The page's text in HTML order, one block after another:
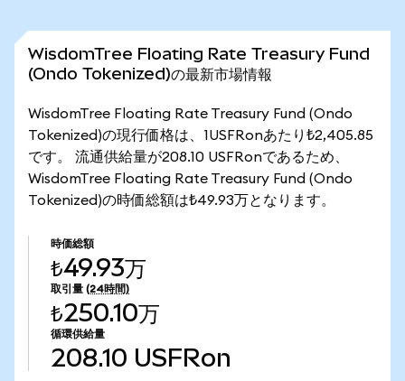
WisdomTree Floating Rate Treasury Fund
(Ondo Tokenized)の最新市場情報
WisdomTree Floating Rate Treasury Fund (Ondo
Tokenized)の現行価格は、1USFRonあたり₺2,405.85
です。 流通供給量が208.10 USFRonであるため、
WisdomTree Floating Rate Treasury Fund (Ondo
Tokenized)の時価総額は₺49.93万となります。
時価総額
₺49.93万
取引量 (24時間)
₺250.10万
循環供給量
208.10 USFRon